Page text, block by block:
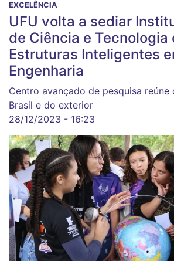
EXCELÊNCIA
UFU volta a sediar
de Ciência e Tecnologia
Estruturas Inteligentes
Engenharia
Centro avançado de pesquisa reúne
Brasil e do exterior
28/12/2023 - 16:23